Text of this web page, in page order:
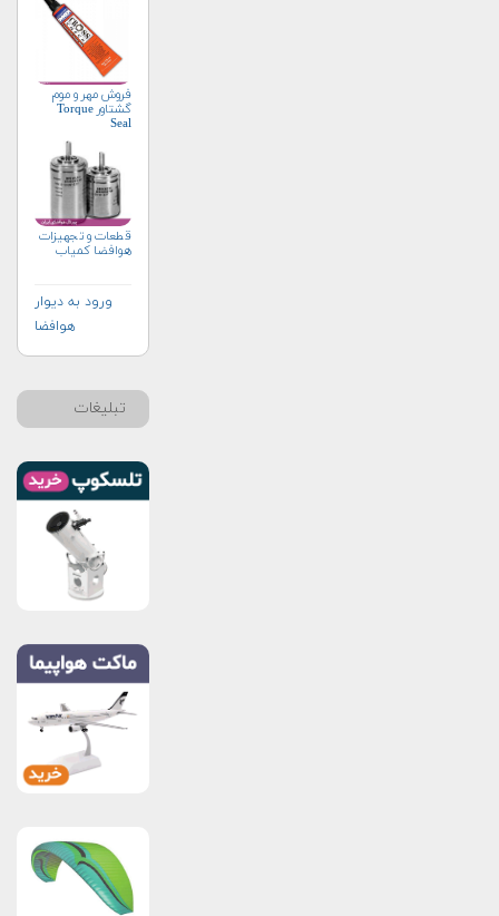
فروش مهر و موم
گشتاور Torque
Seal
قطعات و تجهیزات
هوافضا کمیاب
ورود به دیوار
هوافضا
تبلیغات